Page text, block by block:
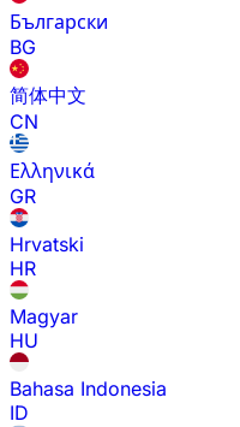
Български
BG
简体中文
CN
Ελληνικά
GR
Hrvatski
HR
Magyar
HU
Bahasa Indonesia
ID